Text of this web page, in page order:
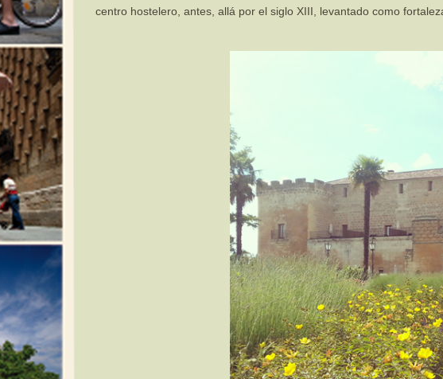
centro hostelero, antes, allá por el siglo XIII, levantado como